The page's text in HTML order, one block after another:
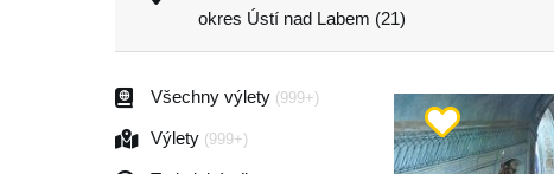
okres Ústí nad Labem (21)
Všechny výlety (999+)
Výlety (999+)